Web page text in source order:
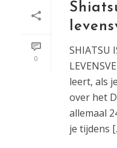
0
SHIATSU
leert, als
over het
allemaal
je tijdens